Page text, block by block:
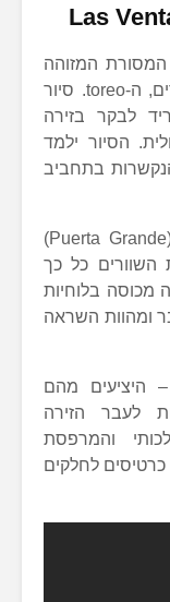
המזוהה
ביותר בתרבות ספרד, מלחמת השוורים, ה-toreo. סיור
לבקר בזירה
הסיור ילמד
בתחביב
תתחילו את הסיור בפוארטה גרנדה (Puerta Grande)
השוורים כל כך
מכוסה בלוחיות
ומהוות השראה
– היציעים מהם
לעבר הזירה
והמרפסת
לחלקים